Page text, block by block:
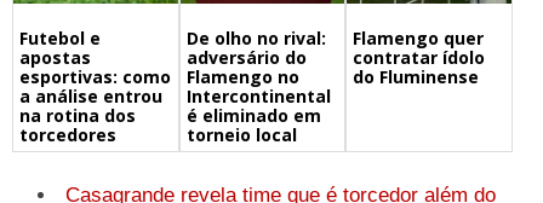
Futebol e
apostas
esportivas: como
a análise entrou
na rotina dos
torcedores
De olho no rival:
adversário do
Flamengo no
Intercontinental
é eliminado em
torneio local
Flamengo quer
contratar ídolo
do Fluminense
Casagrande revela time que é torcedor além do